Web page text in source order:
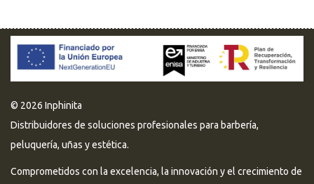
© 2026 Inphinita
Distribuidores de soluciones profesionales para barbería,
peluquería, uñas y estética.
Comprometidos con la excelencia, la innovación y el crecimiento de